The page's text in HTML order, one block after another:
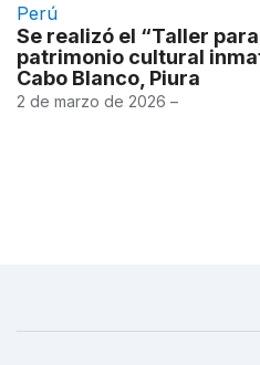
Perú
Se realizó el “Taller
patrimonio cultural
Cabo Blanco, Piura
2 de marzo de 2026 –